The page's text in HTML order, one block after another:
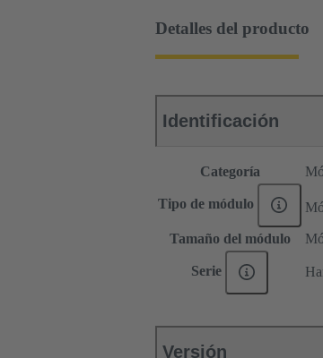
Detalles del producto
Identificación
Categoría
Tipo de módulo
Tamaño del módulo
Serie
Versión